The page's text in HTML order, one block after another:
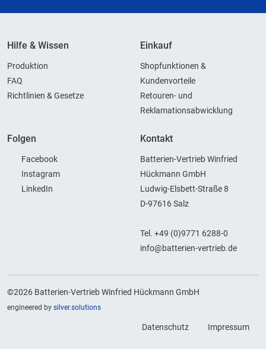
Hilfe & Wissen
Produktion
FAQ
Richtlinien & Gesetze
Einkauf
Shopfunktionen &
Kundenvorteile
Retouren- und
Reklamationsabwicklung
Folgen
Facebook
Instagram
LinkedIn
Kontakt
Batterien-Vertrieb Winfried
Hückmann GmbH
Ludwig-Elsbett-Straße 8
D-97616 Salz
Tel. +49 (0)9771 6288-0
info@batterien-vertrieb.de
©2026 Batterien-Vertrieb Winfried Hückmann GmbH
engineered by silver.solutions
Datenschutz Impressum